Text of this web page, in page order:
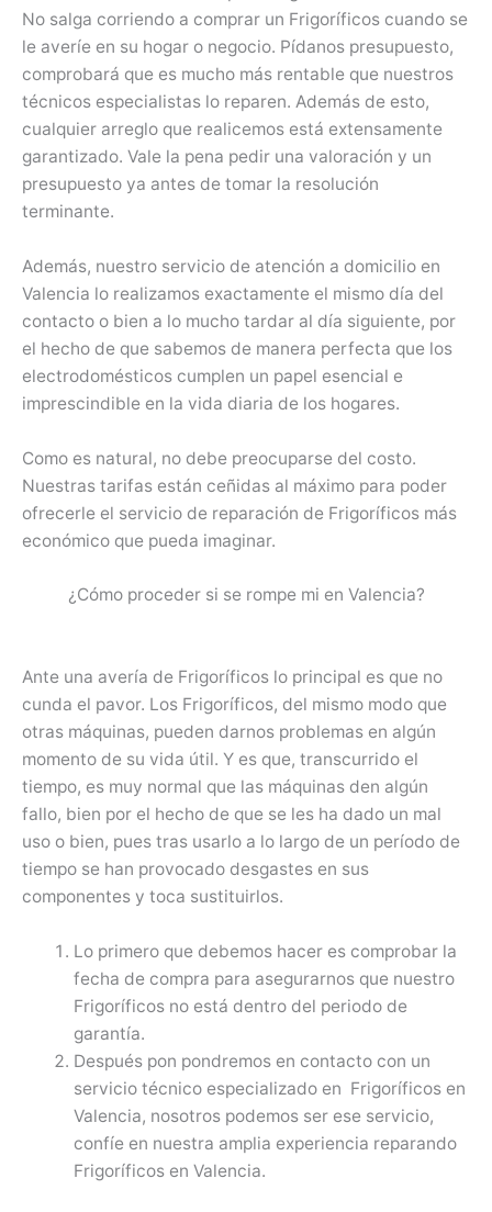
No salga corriendo a comprar un Frigoríficos cuando se
le averíe en su hogar o negocio. Pídanos presupuesto,
comprobará que es mucho más rentable que nuestros
técnicos especialistas lo reparen. Además de esto,
cualquier arreglo que realicemos está extensamente
garantizado. Vale la pena pedir una valoración y un
presupuesto ya antes de tomar la resolución
terminante.
Además, nuestro servicio de atención a domicilio en
Valencia lo realizamos exactamente el mismo día del
contacto o bien a lo mucho tardar al día siguiente, por
el hecho de que sabemos de manera perfecta que los
electrodomésticos cumplen un papel esencial e
imprescindible en la vida diaria de los hogares.
Como es natural, no debe preocuparse del costo.
Nuestras tarifas están ceñidas al máximo para poder
ofrecerle el servicio de reparación de Frigoríficos más
económico que pueda imaginar.
¿Cómo proceder si se rompe mi en Valencia?
Ante una avería de Frigoríficos lo principal es que no
cunda el pavor. Los Frigoríficos, del mismo modo que
otras máquinas, pueden darnos problemas en algún
momento de su vida útil. Y es que, transcurrido el
tiempo, es muy normal que las máquinas den algún
fallo, bien por el hecho de que se les ha dado un mal
uso o bien, pues tras usarlo a lo largo de un período de
tiempo se han provocado desgastes en sus
componentes y toca sustituirlos.
Lo primero que debemos hacer es comprobar la
fecha de compra para asegurarnos que nuestro
Frigoríficos no está dentro del periodo de
garantía.
Después pon pondremos en contacto con un
servicio técnico especializado en Frigoríficos en
Valencia, nosotros podemos ser ese servicio,
confíe en nuestra amplia experiencia reparando
Frigoríficos en Valencia.